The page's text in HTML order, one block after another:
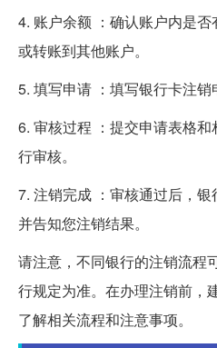
4. 账户余额 ：确认账户内是
或转账到其他账户。
5. 填写申请 ：填写银行卡注销
6. 审核过程 ：提交申请表格
行审核。
7. 注销完成 ：审核通过后，银
并告知您注销结果。
请注意，不同银行的注销流程
行规定为准。在办理注销前，
了解相关流程和注意事项。